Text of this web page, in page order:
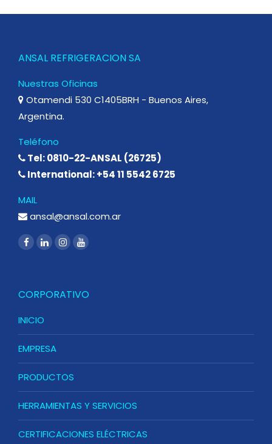
ANSAL REFRIGERACION SA
Nuestras Oficinas
Otamendi 530 C1405BRH - Buenos Aires,
Argentina.
Teléfono
Tel: 0810-22-ANSAL (26725)
International: +54 11 5542 6725
MAIL
ansal@ansal.com.ar
CORPORATIVO
INICIO
EMPRESA
PRODUCTOS
HERRAMIENTAS Y SERVICIOS
CERTIFICACIONES ELÉCTRICAS